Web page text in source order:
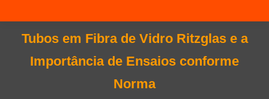
Tubos em Fibra de Vidro Ritzglas e a
Importância de Ensaios conforme
Norma
Você está aqui: